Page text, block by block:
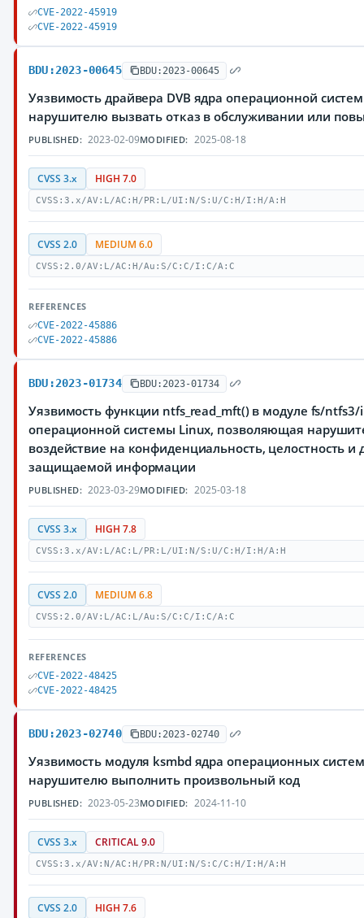
CVE-2022-45919
CVE-2022-45919
BDU:2023-00645 BDU:2023-00645
Уязвимость драйвера DVB ядра операционной
нарушителю вызвать отказ в обслуживании или
PUBLISHED: 2023-02-09MODIFIED: 2025-08-18
CVSS 3.x HIGH 7.0
CVSS:3.x/AV:L/AC:H/PR:L/UI:N/S:U/C:H/I:H/A:H
CVSS 2.0 MEDIUM 6.0
CVSS:2.0/AV:L/AC:H/Au:S/C:C/I:C/A:C
REFERENCES
CVE-2022-45886
CVE-2022-45886
BDU:2023-01734 BDU:2023-01734
Уязвимость функции ntfs_read_mft() в модуле fs/ntfs3/
операционной системы Linux, позволяющая
воздействие на конфиденциальность, целостность и
защищаемой информации
PUBLISHED: 2023-03-29MODIFIED: 2025-03-18
CVSS 3.x HIGH 7.8
CVSS:3.x/AV:L/AC:L/PR:L/UI:N/S:U/C:H/I:H/A:H
CVSS 2.0 MEDIUM 6.8
CVSS:2.0/AV:L/AC:L/Au:S/C:C/I:C/A:C
REFERENCES
CVE-2022-48425
CVE-2022-48425
BDU:2023-02740 BDU:2023-02740
Уязвимость модуля ksmbd ядра операционных
нарушителю выполнить произвольный код
PUBLISHED: 2023-05-23MODIFIED: 2024-11-10
CVSS 3.x CRITICAL 9.0
CVSS:3.x/AV:N/AC:H/PR:N/UI:N/S:C/C:H/I:H/A:H
CVSS 2.0 HIGH 7.6